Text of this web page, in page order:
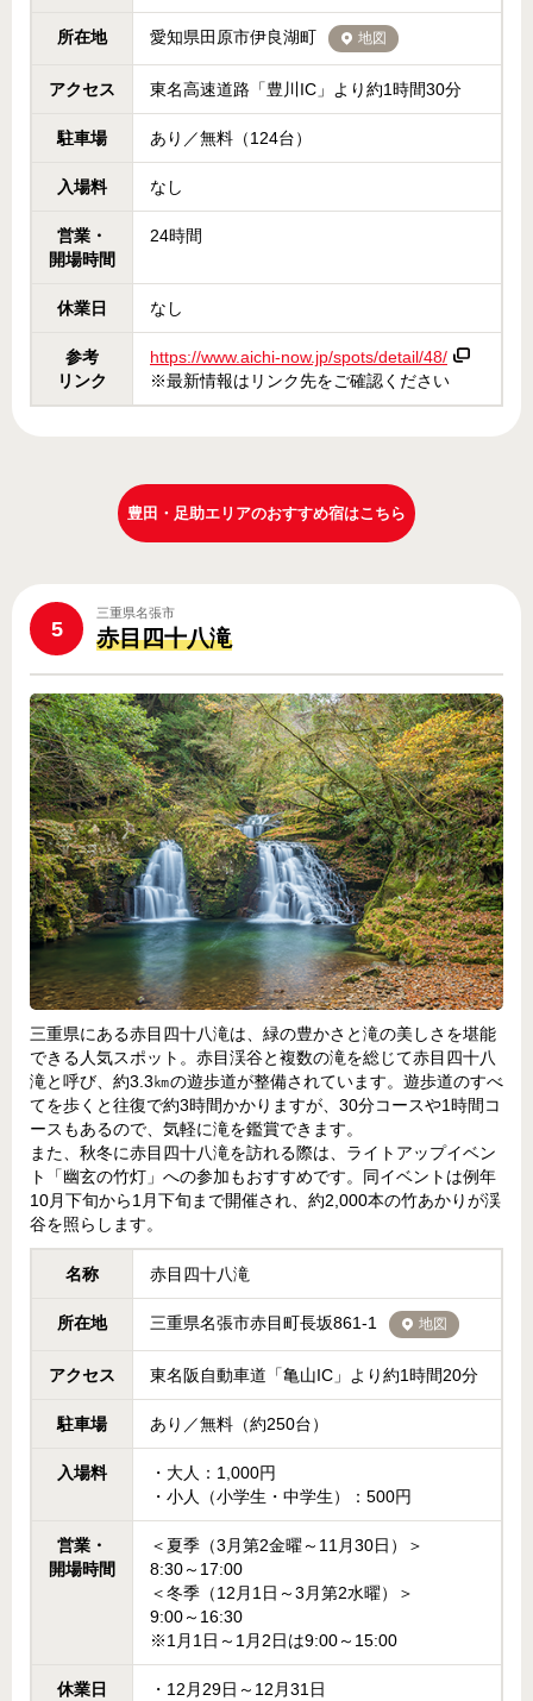
所在地 愛知県田原市伊良湖町 地図
アクセス 東名高速道路「豊川IC」より約1時間30分
駐車場 あり／無料（124台）
入場料 なし
営業・
開場時間
24時間
休業日 なし
参考
リンク
https://www.aichi-now.jp/spots/detail/48/
※最新情報はリンク先をご確認ください
豊田・足助エリアのおすすめ宿はこちら
5
三重県名張市
赤目四十八滝
三重県にある赤目四十八滝は、緑の豊かさと滝の美しさを堪能
できる人気スポット。赤目渓谷と複数の滝を総じて赤目四十八
滝と呼び、約3.3㎞の遊歩道が整備されています。遊歩道のすべ
てを歩くと往復で約3時間かかりますが、30分コースや1時間コ
ースもあるので、気軽に滝を鑑賞できます。
また、秋冬に赤目四十八滝を訪れる際は、ライトアップイベン
ト「幽玄の竹灯」への参加もおすすめです。同イベントは例年
10月下旬から1月下旬まで開催され、約2,000本の竹あかりが渓
谷を照らします。
名称 赤目四十八滝
所在地 三重県名張市赤目町長坂861-1 地図
アクセス 東名阪自動車道「亀山IC」より約1時間20分
駐車場 あり／無料（約250台）
入場料
・大人：1,000円
・小人（小学生・中学生）：500円
営業・
開場時間
＜夏季（3月第2金曜～11月30日）＞
8:30～17:00
＜冬季（12月1日～3月第2水曜）＞
9:00～16:30
※1月1日～1月2日は9:00～15:00
休業日
・12月29日～12月31日